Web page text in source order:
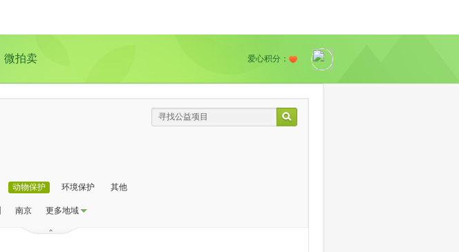
微拍卖 爱心积分：
动物保护 环境保护 其他
南京 更多地域